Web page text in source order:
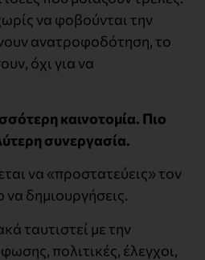
να φοβούνται την
ανατροφοδότηση, το
όχι για να
καινοτομία. Πιο
συνεργασία.
να «προστατεύεις» τον
δημιουργήσεις.
ταυτιστεί με την
πολιτικές, έλεγχοι,